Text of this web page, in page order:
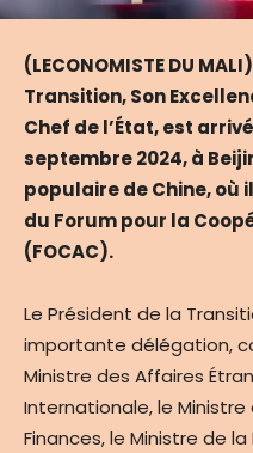
(LECONOMISTE DU
Transition, Son
Chef de l’État, est
septembre 2024, à
populaire de Chine, où
du Forum pour la
(FOCAC).
Le Président de la
importante délégation,
Ministre des Affaires
Internationale, le Ministre
Finances, le Ministre de